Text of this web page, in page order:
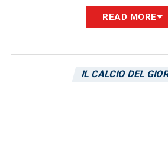
prossimo impegno di Serie
per la 16ª giornata. All’Unipol
ostico. Un dato significativo
READ MORE
IL CALCIO DEL